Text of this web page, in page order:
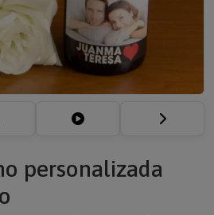
personalizada